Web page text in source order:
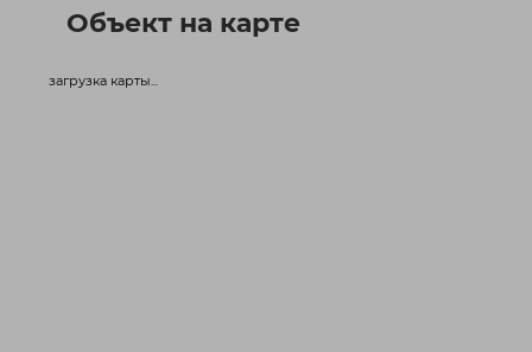
Объект на карте
загрузка карты...